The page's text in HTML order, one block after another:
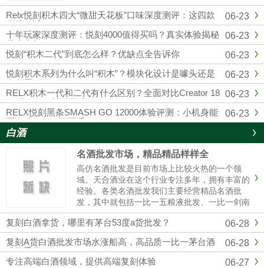
汁的颜色，就和那个特别相近，秋冬季节重口星
人的最爱，和纪梵希315有些许的相似。黄皮也
是完全可以驾......
06-23
Relx悦刻积木四大“微甜天花板”口味深度测评：这四款
值得一试
06-23
十年玩家深度测评：悦刻4000值得买吗？真实体验揭秘
优劣真相
06-23
悦刻“积木二代”到底怎么样？优缺点全告诉你
06-23
悦刻积木系列为什么叫“积木”？模块化设计是噱头还是
真有用？
06-23
RELX积木一代和二代有什么区别？全面对比Creator 18
000与22000选购指南
06-23
RELX悦刻黑条SMASH GO 12000体验评测：小机身能
否真的扛住一万两千口？
白酒
名酒批发市场，精品精品样样全
高仿名酒批发是目前市场上比较火热的一个领
域。天合酒业在这个行业专注多年，拥有丰富的
经验。各类名酒批发我们主要经营精品名酒批
发，其中就包括一比一五粮液批发、一比一剑南
春批发、一比一国窖1573批发等。这些都是市场
上非常受欢迎的产品。对于想要购买五粮液的人
来说，一比一五粮液批发是个......
06-28
复刻白酒拿货，哪里有茅台53度a货批发？
06-28
复刻A货白酒批发市场水涨船高，高品质一比一茅台酒
成抢手货
06-27
专注高端白酒领域，提供高端复刻体验